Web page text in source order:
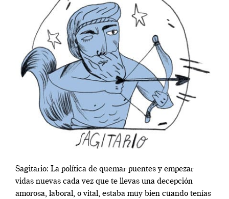
Sagitario: La política de quemar puentes y empezar
vidas nuevas cada vez que te llevas una decepción
amorosa, laboral, o vital, estaba muy bien cuando tenías